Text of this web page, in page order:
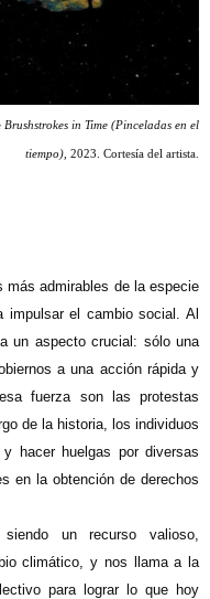
Brushstrokes in Time (Pinceladas en el
tiempo), 2023. Cortesía del artista.
admirables de la especie
impulsar el cambio social. Al
un aspecto crucial: sólo una
a una acción rápida y
fuerza son las protestas
de la historia, los individuos
hacer huelgas por diversas
en la obtención de derechos
un recurso valioso,
climático, y nos llama a la
para lograr lo que hoy